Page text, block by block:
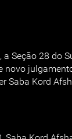
a Seção 28 do
novo
Saba Kord